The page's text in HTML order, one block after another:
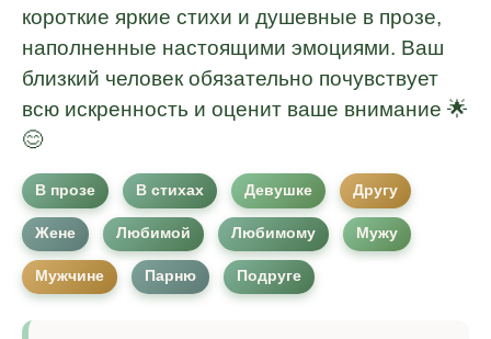
короткие яркие стихи и душевные в прозе,
наполненные настоящими эмоциями. Ваш
близкий человек обязательно почувствует
всю искренность и оценит ваше внимание 🌟
😊
В прозе В стихах Девушке Другу
Жене Любимой Любимому Мужу
Мужчине Парню Подруге